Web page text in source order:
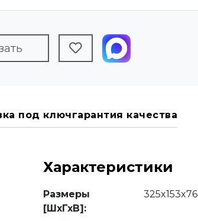
под ключгарантия качества
Характеристики
Размеры
[ШхГхВ]:
325x153x76